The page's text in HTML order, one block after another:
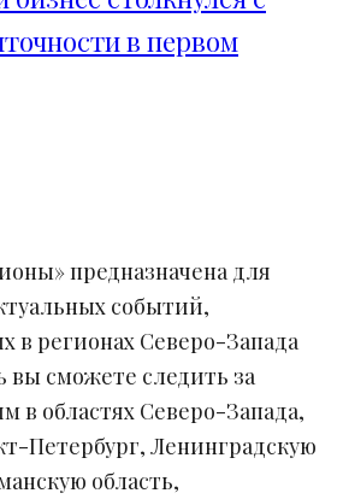
в первом
предназначена для
событий,
в регионах Северо-Запада
вы сможете следить за
в областях Северо-Запада,
Петербург, Ленинградскую
область,